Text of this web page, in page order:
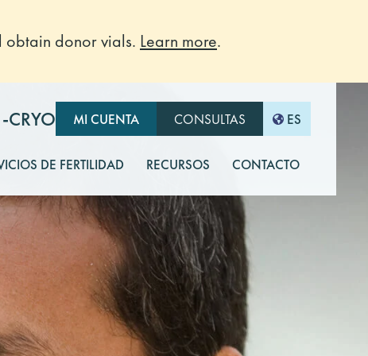
donor vials. Learn more.
MI CUENTA CONSULTAS ES
DE FERTILIDAD RECURSOS CONTACTO